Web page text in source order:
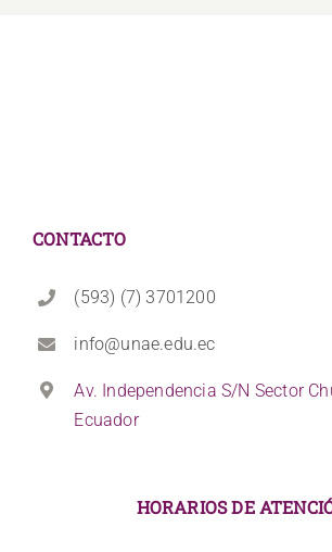
CONTACTO
(593) (7) 3701200
info@unae.edu.ec
Av. Independencia S/N Sector
Ecuador
HORARIOS DE